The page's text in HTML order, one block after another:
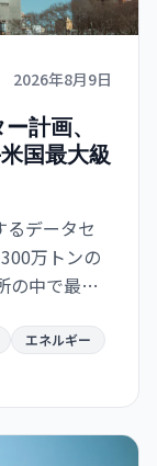
2026年8月9日
計画、
国最大級
データセ
万トンの
の中で最大
。エネルギー